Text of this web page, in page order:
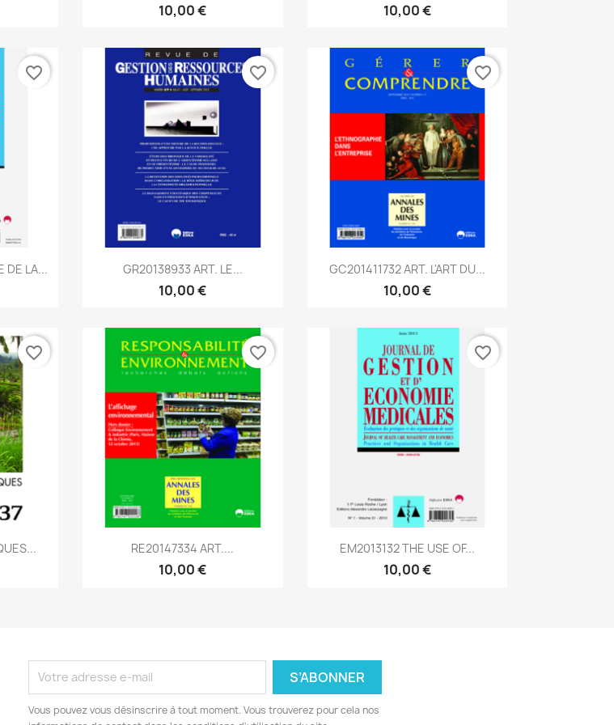
10,00 € 10,00 €
DE LA...
favorite_border
Aperçu rapide
GR20138933 ART. LE...
10,00 €
favorite_border
Aperçu rapide
GC201411732 ART. L'ART DU...
10,00 €
favorite_border
favorite_border
Aperçu rapide
RE20147334 ART....
10,00 €
favorite_border
Aperçu rapide
EM2013132 THE USE OF...
10,00 €
favorite_border
Vous pouvez vous désinscrire à tout moment. Vous trouverez pour cela nos